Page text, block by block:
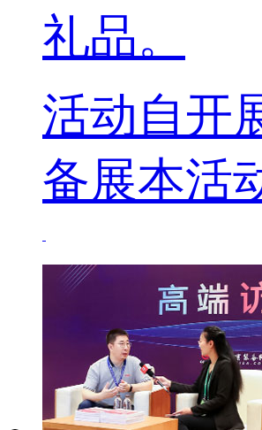
礼品。
活动自开
备展本活